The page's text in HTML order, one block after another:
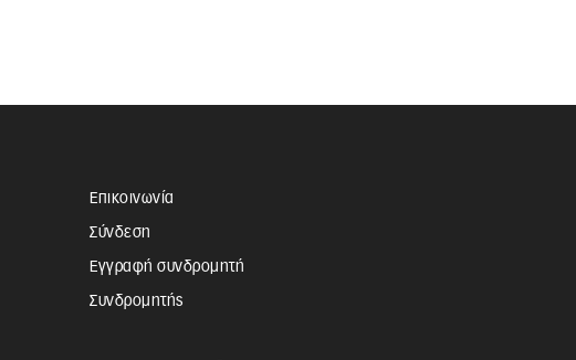
Επικοινωνία
Σύνδεση
Εγγραφή συνδρομητή
Συνδρομητής